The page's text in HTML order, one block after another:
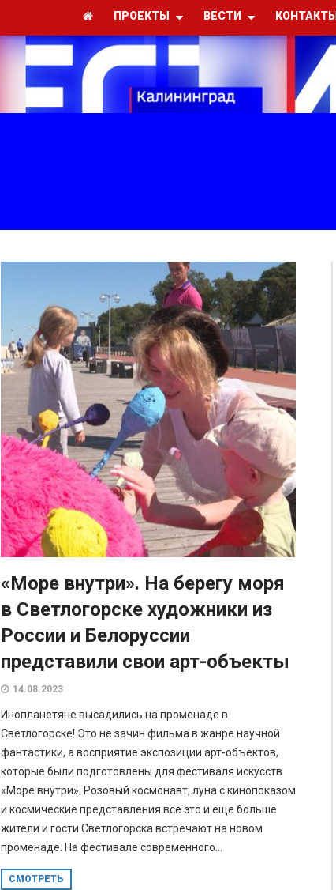
ПРОЕКТЫ ВЕСТИ КОНТАКТЫ
«Море внутри». На берегу моря
в Светлогорске художники из
России и Белоруссии
представили свои арт-объекты
14.08.2023
Инопланетяне высадились на променаде в
Светлогорске! Это не зачин фильма в жанре научной
фантастики, а восприятие экспозиции арт-объектов,
которые были подготовлены для фестиваля искусств
«Море внутри». Розовый космонавт, луна с кинопоказом
и космические представления всё это и еще больше
жители и гости Светлогорска встречают на новом
променаде. На фестивале современного...
СМОТРЕТЬ